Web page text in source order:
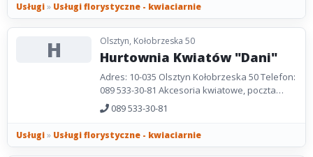
Usługi» Usługi florystyczne - kwiaciarnie
H Olsztyn, Kołobrzeska 50
Hurtownia Kwiatów "Dani"
Adres: 10-035 Olsztyn Kołobrzeska 50 Telefon:
089 533-30-81 Akcesoria kwiatowe, poczta
kwiatowa, wieńce, wystroje wnętrz, domu,
kościoła,...
089 533-30-81
Usługi» Usługi florystyczne - kwiaciarnie